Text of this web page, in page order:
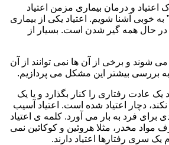
اعتیاد و درمان بیماری مزمن اعتیاد
به خوبی آشنا شویم. اعتیاد یکی از بیماری
حال همه گیر شدن است. بسیار از
شوند و برخی از آن ها نمی توانند از آن
به بررسی بیشتر این مشکل می پردازیم.
یک عادت رفتاری را کنار بگذارد و یا یک
دچار اعتیاد شده است. اعتیاد آسیب
فرد به بار می آورد. کلمه ی اعتیاد
مواد مخدر، مثلا هروئین و کوکائین نمی
یک سری رفتارها اعتیاد دارند.